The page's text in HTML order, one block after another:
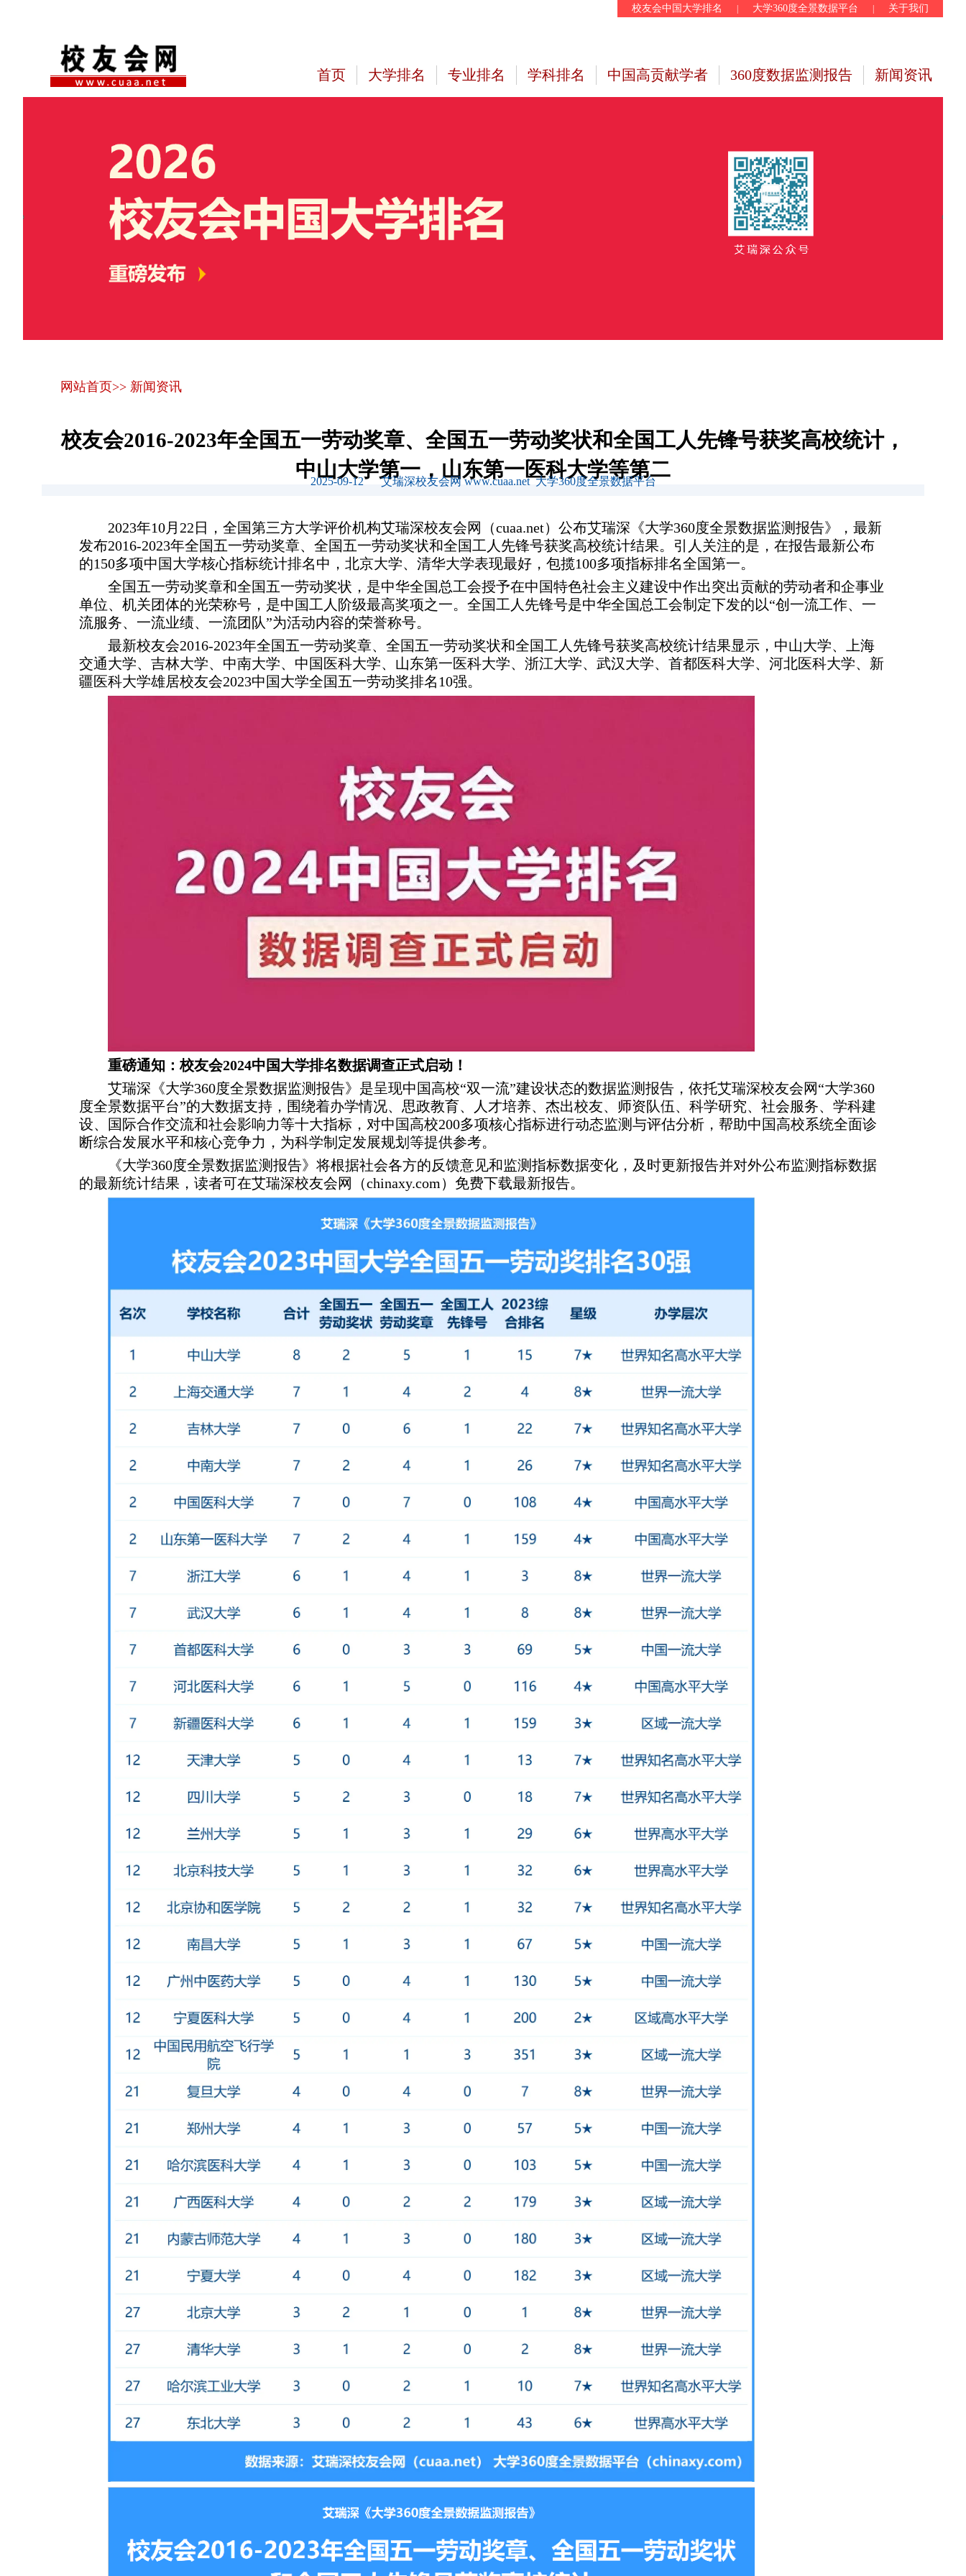
校友会中国大学排名 大学360度全景数据平台 关于我们
首页 大学排名 专业排名 学科排名 中国高贡献学者 360度数据监测报告 新闻资讯
网站首页>> 新闻资讯
校友会2016-2023年全国五一劳动奖章、全国五一劳动奖状和全国工人先锋号获奖高校统计，
中山大学第一，山东第一医科大学等第二
2025-09-12 艾瑞深校友会网 www.cuaa.net 大学360度全景数据平台
2023年10月22日，全国第三方大学评价机构艾瑞深校友会网（cuaa.net）公布艾瑞深《大学360度全景数据监测报告》，最新
发布2016-2023年全国五一劳动奖章、全国五一劳动奖状和全国工人先锋号获奖高校统计结果。引人关注的是，在报告最新公布
的150多项中国大学核心指标统计排名中，北京大学、清华大学表现最好，包揽100多项指标排名全国第一。
全国五一劳动奖章和全国五一劳动奖状，是中华全国总工会授予在中国特色社会主义建设中作出突出贡献的劳动者和企事业
单位、机关团体的光荣称号，是中国工人阶级最高奖项之一。全国工人先锋号是中华全国总工会制定下发的以“创一流工作、一
流服务、一流业绩、一流团队”为活动内容的荣誉称号。
最新校友会2016-2023年全国五一劳动奖章、全国五一劳动奖状和全国工人先锋号获奖高校统计结果显示，中山大学、上海
交通大学、吉林大学、中南大学、中国医科大学、山东第一医科大学、浙江大学、武汉大学、首都医科大学、河北医科大学、新
疆医科大学雄居校友会2023中国大学全国五一劳动奖排名10强。
重磅通知：校友会2024中国大学排名数据调查正式启动！
艾瑞深《大学360度全景数据监测报告》是呈现中国高校“双一流”建设状态的数据监测报告，依托艾瑞深校友会网“大学360
度全景数据平台”的大数据支持，围绕着办学情况、思政教育、人才培养、杰出校友、师资队伍、科学研究、社会服务、学科建
设、国际合作交流和社会影响力等十大指标，对中国高校200多项核心指标进行动态监测与评估分析，帮助中国高校系统全面诊
断综合发展水平和核心竞争力，为科学制定发展规划等提供参考。
《大学360度全景数据监测报告》将根据社会各方的反馈意见和监测指标数据变化，及时更新报告并对外公布监测指标数据
的最新统计结果，读者可在艾瑞深校友会网（chinaxy.com）免费下载最新报告。